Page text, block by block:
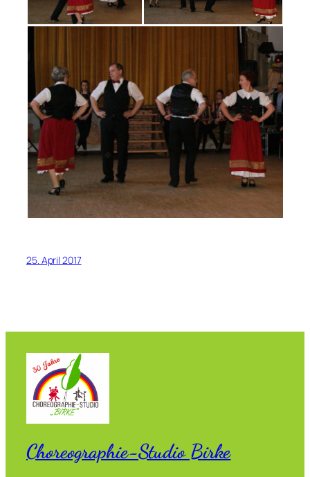
25. April 2017
Choreographie-Studio Birke